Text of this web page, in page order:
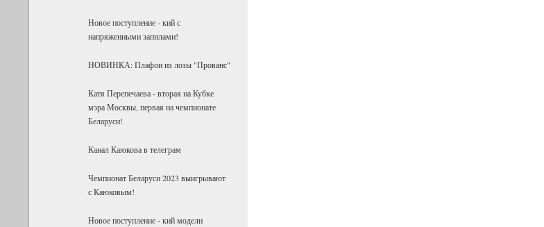
Новое поступление - кий с
напряженными запилами!
НОВИНКА: Плафон из лозы "Прованс"
Катя Перепечаева - вторая на Кубке
мэра Москвы, первая на чемпионате
Беларуси!
Канал Каюкова в телеграм
Чемпионат Беларуси 2023 выигрывают
с Каюковым!
Новое поступление - кий модели